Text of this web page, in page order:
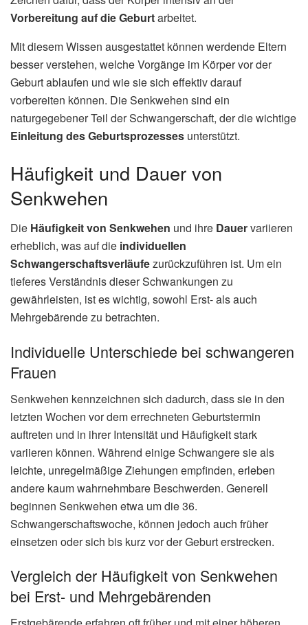
Vorbereitung auf die Geburtarbeitet.
Mit diesem Wissen ausgestattet können werdende Eltern
besser verstehen, welche Vorgänge im Körper vor der
Geburt ablaufen und wie sie sich effektiv darauf
vorbereiten können. Die Senkwehen sind ein
naturgegebener Teil der Schwangerschaft, der die wichtige
Einleitung des Geburtsprozesses unterstützt.
Häufigkeit und Dauer von
Senkwehen
Die Häufigkeit von Senkwehen und ihre Dauervariieren
erheblich, was auf die individuellen
Schwangerschaftsverläufezurückzuführen ist. Um ein
tieferes Verständnis dieser Schwankungen zu
gewährleisten, ist es wichtig, sowohl Erst- als auch
Mehrgebärende zu betrachten.
Individuelle Unterschiede bei schwangeren
Frauen
Senkwehen kennzeichnen sich dadurch, dass sie in den
letzten Wochen vor dem errechneten Geburtstermin
auftreten und in ihrer Intensität und Häufigkeit stark
variieren können. Während einige Schwangere sie als
leichte, unregelmäßige Ziehungen empfinden, erleben
andere kaum wahrnehmbare Beschwerden. Generell
beginnen Senkwehen etwa um die 36.
Schwangerschaftswoche, können jedoch auch früher
einsetzen oder sich bis kurz vor der Geburt erstrecken.
Vergleich der Häufigkeit von Senkwehen
bei Erst- und Mehrgebärenden